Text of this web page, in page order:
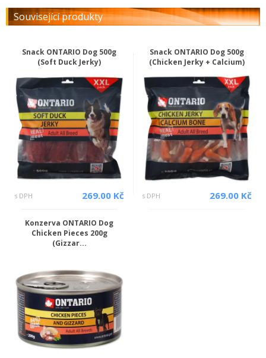
Související produkty
Snack ONTARIO Dog 500g
(Soft Duck Jerky)
s DPH 269.00 Kč
Snack ONTARIO Dog 500g
(Chicken Jerky + Calcium)
s DPH 269.00 Kč
Konzerva ONTARIO Dog
Chicken Pieces 200g
(Gizzar...